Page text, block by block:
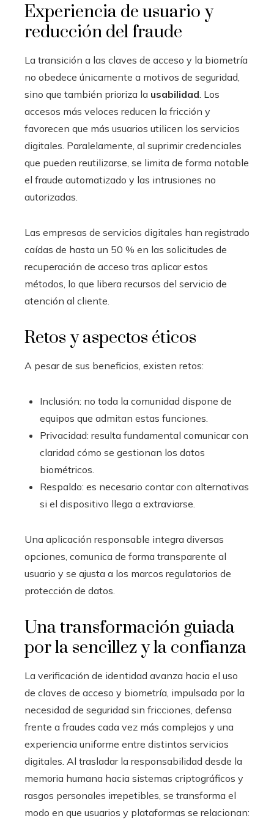
Experiencia de usuario y
reducción del fraude
La transición a las claves de acceso y la biometría
no obedece únicamente a motivos de seguridad,
sino que también prioriza la usabilidad . Los
accesos más veloces reducen la fricción y
favorecen que más usuarios utilicen los servicios
digitales. Paralelamente, al suprimir credenciales
que pueden reutilizarse, se limita de forma notable
el fraude automatizado y las intrusiones no
autorizadas.
Las empresas de servicios digitales han registrado
caídas de hasta un 50 % en las solicitudes de
recuperación de acceso tras aplicar estos
métodos, lo que libera recursos del servicio de
atención al cliente.
Retos y aspectos éticos
A pesar de sus beneficios, existen retos:
Inclusión: no toda la comunidad dispone de
equipos que admitan estas funciones.
Privacidad: resulta fundamental comunicar con
claridad cómo se gestionan los datos
biométricos.
Respaldo: es necesario contar con alternativas
si el dispositivo llega a extraviarse.
Una aplicación responsable integra diversas
opciones, comunica de forma transparente al
usuario y se ajusta a los marcos regulatorios de
protección de datos.
Una transformación guiada
por la sencillez y la confianza
La verificación de identidad avanza hacia el uso
de claves de acceso y biometría, impulsada por la
necesidad de seguridad sin fricciones, defensa
frente a fraudes cada vez más complejos y una
experiencia uniforme entre distintos servicios
digitales. Al trasladar la responsabilidad desde la
memoria humana hacia sistemas criptográficos y
rasgos personales irrepetibles, se transforma el
modo en que usuarios y plataformas se relacionan: